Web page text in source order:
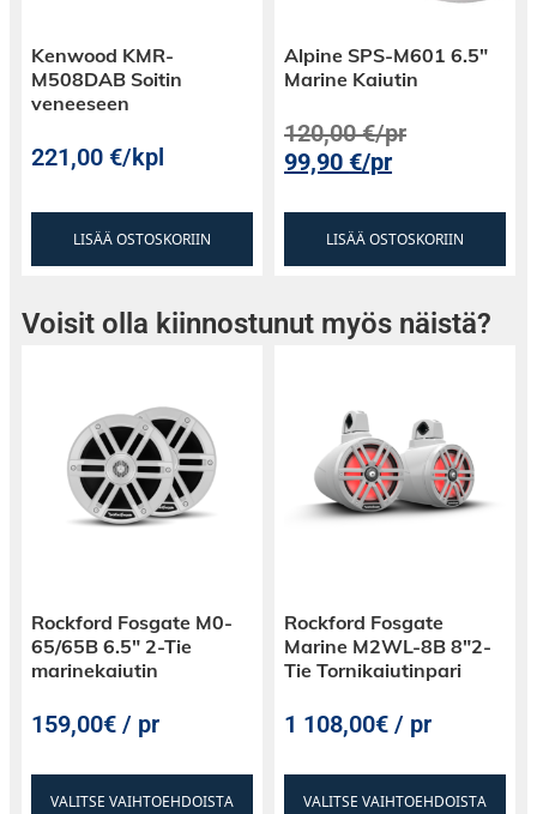
Kenwood KMR-
M508DAB Soitin
veneeseen
221,00€/kpl
LISÄÄ OSTOSKORIIN
Alpine SPS-M601 6.5″
Marine Kaiutin
120,00€/pr
99,90€/pr
LISÄÄ OSTOSKORIIN
Voisit olla kiinnostunut myös näistä?
Rockford Fosgate M0-
65/65B 6.5″ 2-Tie
marinekaiutin
159,00€ / pr
VALITSE VAIHTOEHDOISTA
Rockford Fosgate
Marine M2WL-8B 8″2-
Tie Tornikaiutinpari
1 108,00€ / pr
VALITSE VAIHTOEHDOISTA